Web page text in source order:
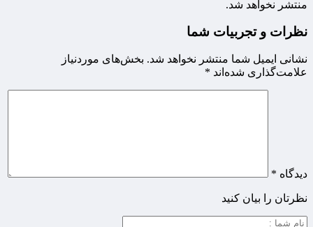
منتشر نخواهد شد.
نظرات و تجربیات شما
نشانی ایمیل شما منتشر نخواهد شد. بخش‌های موردنیاز
علامت‌گذاری شده‌اند *
دیدگاه *
نظرتان را بیان کنید